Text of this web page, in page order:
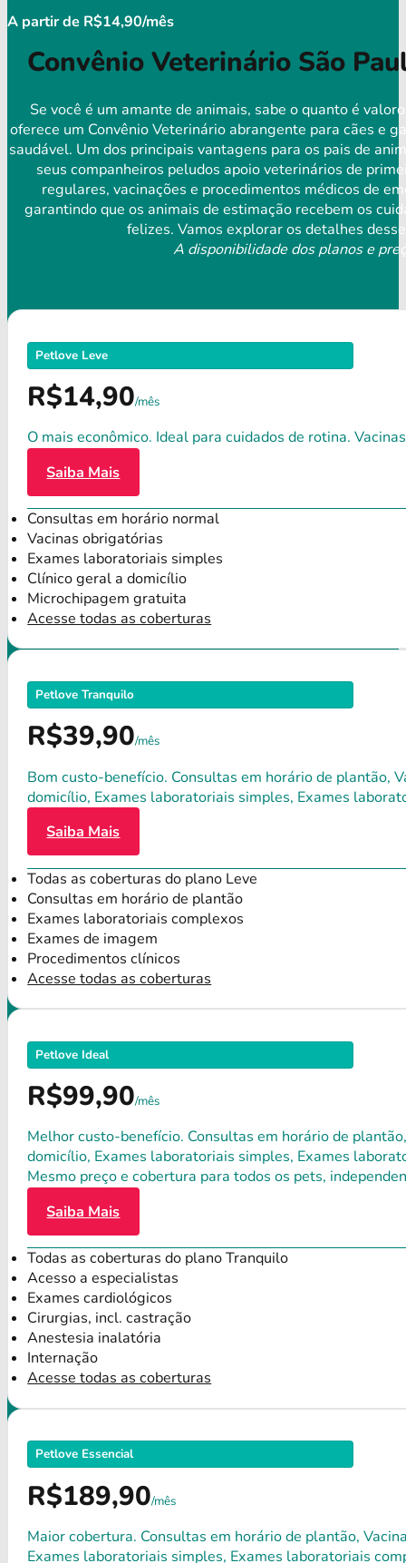
A partir de R$14,90/mês
Convênio Veterinário São
Se você é um amante de animais, sabe o quanto é
oferece um Convênio Veterinário abrangente para cães e
saudável. Um dos principais vantagens para os pais de
seus companheiros peludos apoio veterinários de
regulares, vacinações e procedimentos médicos de
garantindo que os animais de estimação recebem os
felizes. Vamos explorar os detalhes
A disponibilidade dos planos e
Petlove Leve
R$14,90/mês
O mais econômico. Ideal para cuidados de rotina.
Saiba Mais
Consultas em horário normal
Vacinas obrigatórias
Exames laboratoriais simples
Clínico geral a domicílio
Microchipagem gratuita
Acesse todas as coberturas
Petlove Tranquilo
R$39,90/mês
Bom custo-benefício. Consultas em horário de plantão,
domicílio, Exames laboratoriais simples, Exames
Saiba Mais
Todas as coberturas do plano Leve
Consultas em horário de plantão
Exames laboratoriais complexos
Exames de imagem
Procedimentos clínicos
Acesse todas as coberturas
Petlove Ideal
R$99,90/mês
Melhor custo-benefício. Consultas em horário de
domicílio, Exames laboratoriais simples, Exames
Mesmo preço e cobertura para todos os pets,
Saiba Mais
Todas as coberturas do plano Tranquilo
Acesso a especialistas
Exames cardiológicos
Cirurgias, incl. castração
Anestesia inalatória
Internação
Acesse todas as coberturas
Petlove Essencial
R$189,90/mês
Maior cobertura. Consultas em horário de plantão,
Exames laboratoriais simples, Exames laboratoriais